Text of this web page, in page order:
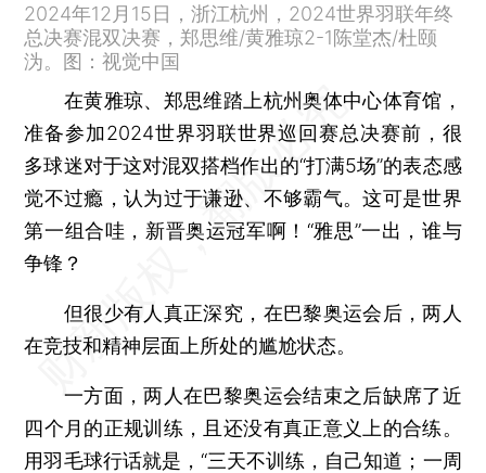
2024年12月15日，浙江杭州，2024世界羽联年终
总决赛混双决赛，郑思维/黄雅琼2-1陈堂杰/杜颐
沩。图：视觉中国
在黄雅琼、郑思维踏上杭州奥体中心体育馆，
准备参加2024世界羽联世界巡回赛总决赛前，很
多球迷对于这对混双搭档作出的“打满5场”的表态感
觉不过瘾，认为过于谦逊、不够霸气。这可是世界
第一组合哇，新晋奥运冠军啊！“雅思”一出，谁与
争锋？
但很少有人真正深究，在巴黎奥运会后，两人
在竞技和精神层面上所处的尴尬状态。
一方面，两人在巴黎奥运会结束之后缺席了近
四个月的正规训练，且还没有真正意义上的合练。
用羽毛球行话就是，“三天不训练，自己知道；一周